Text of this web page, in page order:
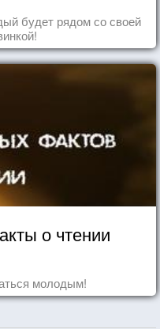
будет рядом со своей
о чтении
молодым!